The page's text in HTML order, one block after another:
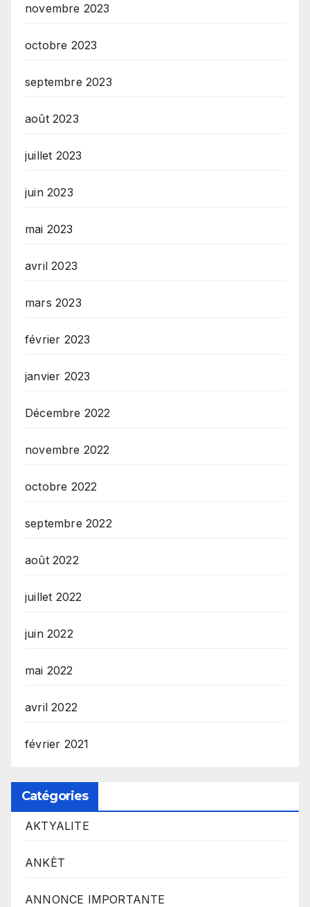
novembre 2023
octobre 2023
septembre 2023
août 2023
juillet 2023
juin 2023
mai 2023
avril 2023
mars 2023
février 2023
janvier 2023
Décembre 2022
novembre 2022
octobre 2022
septembre 2022
août 2022
juillet 2022
juin 2022
mai 2022
avril 2022
février 2021
Catégories
AKTYALITE
ANKÈT
ANNONCE IMPORTANTE